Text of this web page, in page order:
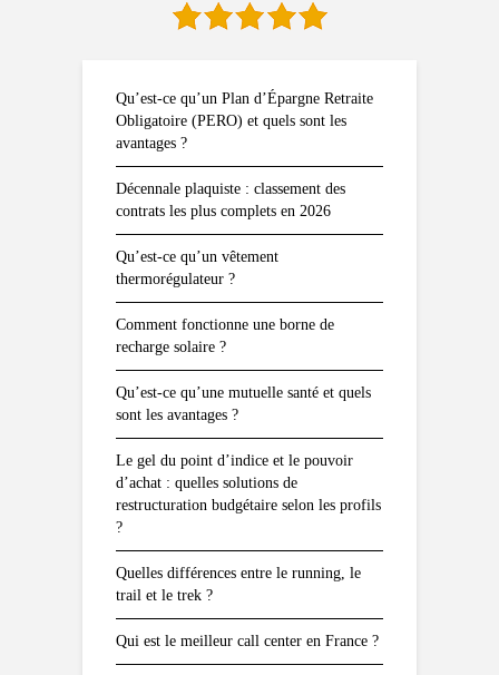
Qu’est-ce qu’un Plan d’Épargne Retraite
Obligatoire (PERO) et quels sont les
avantages ?
Décennale plaquiste : classement des
contrats les plus complets en 2026
Qu’est-ce qu’un vêtement
thermorégulateur ?
Comment fonctionne une borne de
recharge solaire ?
Qu’est-ce qu’une mutuelle santé et quels
sont les avantages ?
Le gel du point d’indice et le pouvoir
d’achat : quelles solutions de
restructuration budgétaire selon les profils
?
Quelles différences entre le running, le
trail et le trek ?
Qui est le meilleur call center en France ?